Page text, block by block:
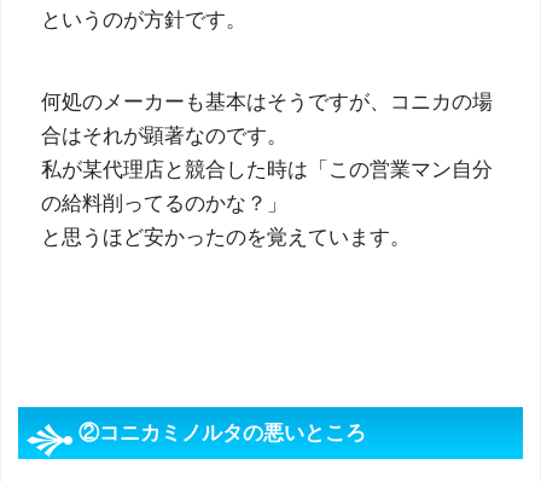
というのが方針です。
何処のメーカーも基本はそうですが、コニカの場
合はそれが顕著なのです。
私が某代理店と競合した時は「この営業マン自分
の給料削ってるのかな？」
と思うほど安かったのを覚えています。
②コニカミノルタの悪いところ